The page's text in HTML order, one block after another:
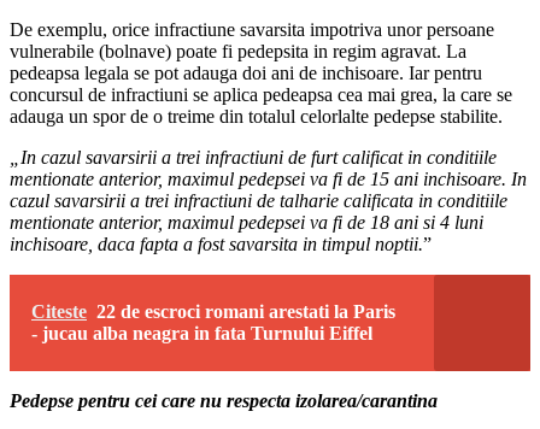
De exemplu, orice infractiune savarsita impotriva unor persoane
vulnerabile (bolnave) poate fi pedepsita in regim agravat. La
pedeapsa legala se pot adauga doi ani de inchisoare. Iar pentru
concursul de infractiuni se aplica pedeapsa cea mai grea, la care se
adauga un spor de o treime din totalul celorlalte pedepse stabilite.
„In cazul savarsirii a trei infractiuni de furt calificat in conditiile
mentionate anterior, maximul pedepsei va fi de 15 ani inchisoare. In
cazul savarsirii a trei infractiuni de talharie calificata in conditiile
mentionate anterior, maximul pedepsei va fi de 18 ani si 4 luni
inchisoare, daca fapta a fost savarsita in timpul noptii.”
Citeste 22 de escroci romani arestati la Paris
- jucau alba neagra in fata Turnului Eiffel
Pedepse pentru cei care nu respecta izolarea/carantina